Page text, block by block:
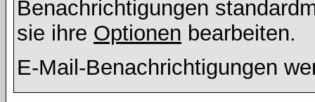
Benachrichtigungen
sie ihre Optionen bearbeiten.
E-Mail-Benachrichtigungen